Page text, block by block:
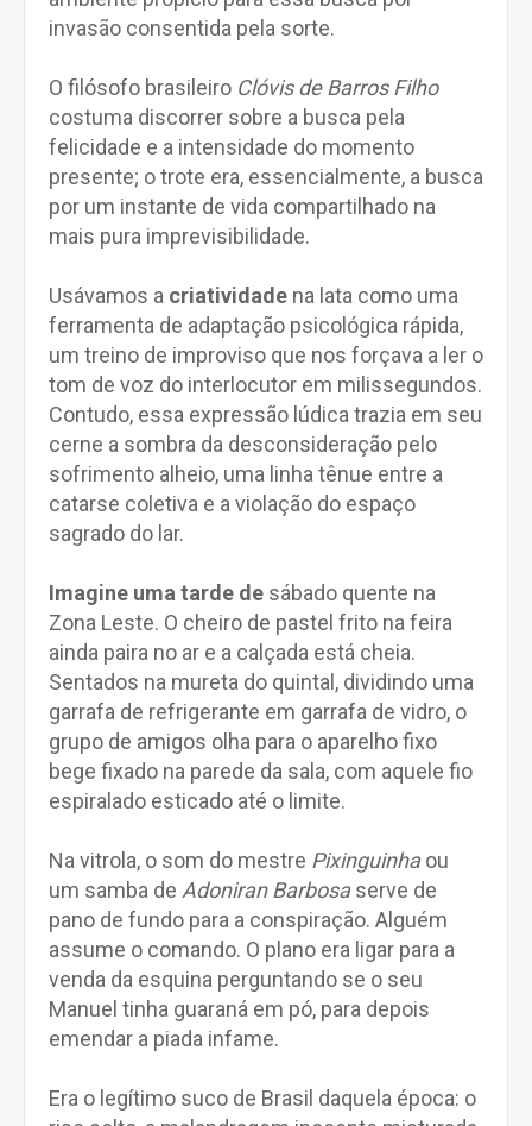
invasão consentida pela sorte.
O filósofo brasileiro Clóvis de Barros Filho
costuma discorrer sobre a busca pela
felicidade e a intensidade do momento
presente; o trote era, essencialmente, a busca
por um instante de vida compartilhado na
mais pura imprevisibilidade.
Usávamos a criatividade na lata como uma
ferramenta de adaptação psicológica rápida,
um treino de improviso que nos forçava a ler o
tom de voz do interlocutor em milissegundos.
Contudo, essa expressão lúdica trazia em seu
cerne a sombra da desconsideração pelo
sofrimento alheio, uma linha tênue entre a
catarse coletiva e a violação do espaço
sagrado do lar.
Imagine uma tarde de sábado quente na
Zona Leste. O cheiro de pastel frito na feira
ainda paira no ar e a calçada está cheia.
Sentados na mureta do quintal, dividindo uma
garrafa de refrigerante em garrafa de vidro, o
grupo de amigos olha para o aparelho fixo
bege fixado na parede da sala, com aquele fio
espiralado esticado até o limite.
Na vitrola, o som do mestre Pixinguinhaou
um samba de Adoniran Barbosaserve de
pano de fundo para a conspiração. Alguém
assume o comando. O plano era ligar para a
venda da esquina perguntando se o seu
Manuel tinha guaraná em pó, para depois
emendar a piada infame.
Era o legítimo suco de Brasil daquela época: o